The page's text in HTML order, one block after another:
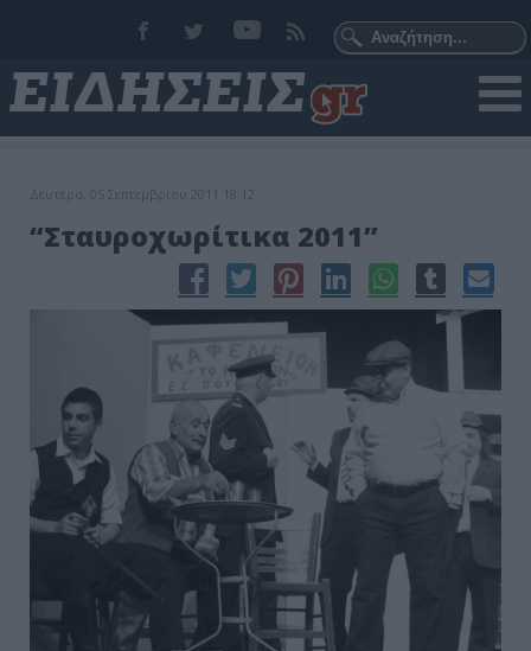
Δευτέρα, 05 Σεπτεμβρίου 2011 18:12
“Σταυροχωρίτικα 2011”